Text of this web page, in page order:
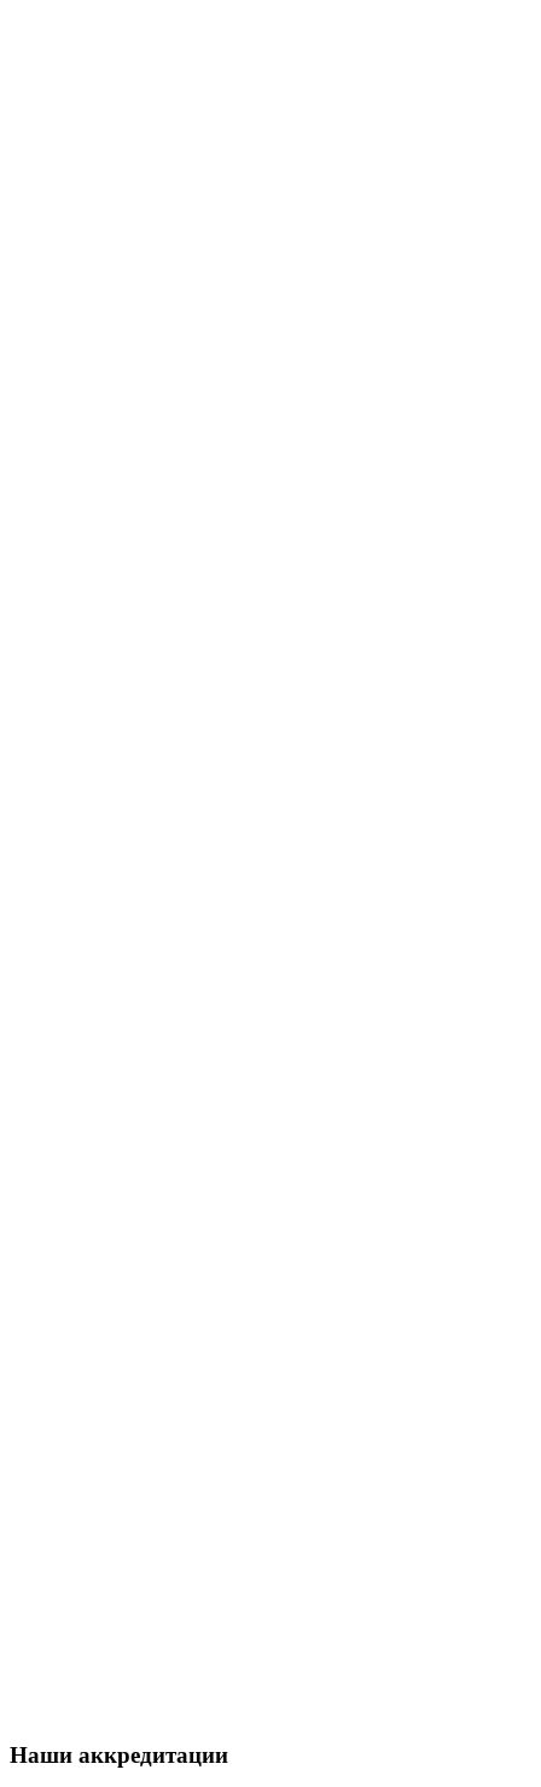
Наши аккредитации